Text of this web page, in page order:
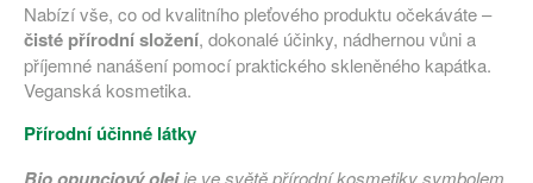
Nabízí vše, co od kvalitního pleťového produktu očekáváte –
čisté přírodní složení, dokonalé účinky, nádhernou vůni a
příjemné nanášení pomocí praktického skleněného kapátka.
Veganská kosmetika.
Přírodní účinné látky
je ve světě přírodní kosmetiky symbolem